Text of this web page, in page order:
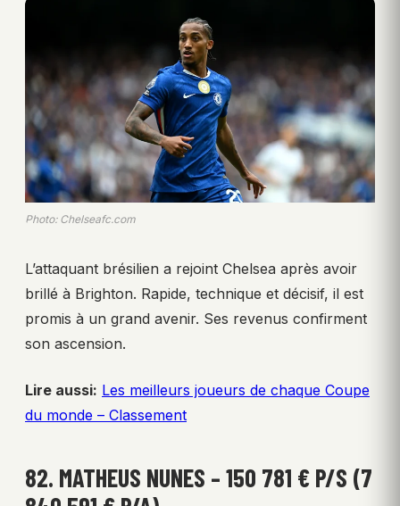
Photo: Chelseafc.com
L’attaquant brésilien a rejoint Chelsea après avoir
brillé à Brighton. Rapide, technique et décisif, il est
promis à un grand avenir. Ses revenus confirment
son ascension.
Lire aussi: Les meilleurs joueurs de chaque Coupe
du monde – Classement
82. MATHEUS NUNES – 150 781 € P/S (7